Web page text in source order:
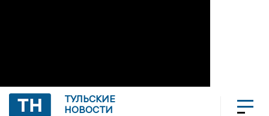
ТУЛЬСКИЕ
НОВОСТИ